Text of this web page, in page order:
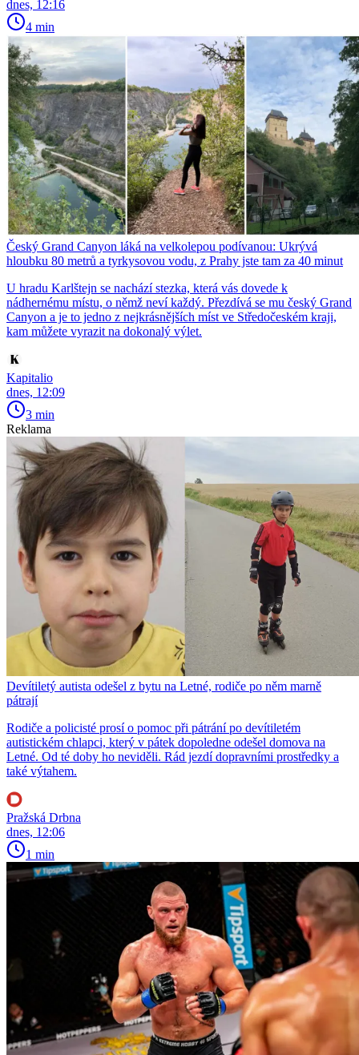
dnes, 12:16
4 min
Český Grand Canyon láká na velkolepou podívanou: Ukrývá
hloubku 80 metrů a tyrkysovou vodu, z Prahy jste tam za 40 minut
U hradu Karlštejn se nachází stezka, která vás dovede k
nádhernému místu, o němž neví každý. Přezdívá se mu český Grand
Canyon a je to jedno z nejkrásnějších míst ve Středočeském kraji,
kam můžete vyrazit na dokonalý výlet.
Kapitalio
dnes, 12:09
3 min
Reklama
Devítiletý autista odešel z bytu na Letné, rodiče po něm marně
pátrají
Rodiče a policisté prosí o pomoc při pátrání po devítiletém
autistickém chlapci, který v pátek dopoledne odešel domova na
Letné. Od té doby ho neviděli. Rád jezdí dopravními prostředky a
také výtahem.
Pražská Drbna
dnes, 12:06
1 min